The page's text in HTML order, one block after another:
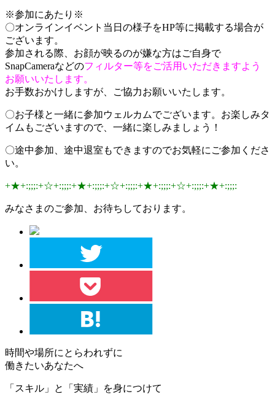
※参加にあたり※
〇オンラインイベント当日の様子をHP等に掲載する場合が
ございます。
参加される際、お顔が映るのが嫌な方はご自身で
SnapCameraなどのフィルター等をご活用いただきますよう
お願いいたします。
お手数おかけしますが、ご協力お願いいたします。
〇お子様と一緒に参加ウェルカムでございます。お楽しみタ
イムもございますので、一緒に楽しみましょう！
〇途中参加、途中退室もできますのでお気軽にご参加くださ
い。
+★+:;;;:+☆+:;;;:+★+:;;;:+☆+:;;;:+★+:;;;:+☆+:;;;:+★+:;;;:
みなさまのご参加、お待ちしております。
時間や場所にとらわれずに
働きたいあなたへ
「 スキル」 と 「実績」
を身につけて